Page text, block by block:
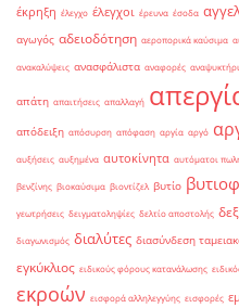
έκρηξη έλεγχο έλεγχοι έρευνα έσοδα
αγωγός αδειοδότηση αεροπορικά καύσιμα
ανακαλύψεις ανασφάλιστα αναφορές
απάτη απαιτήσεις απαλλαγή
απόδειξη απόσυρση απόφαση αργία αργό
αυξήσεις αυξημένα αυτοκίνητα αυτόματοι
βενζίνης βιοκαύσιμα βιοντίζελ βυτίο
γεωτρήσεις δειγματοληψίες δελτίο αποστολής
διαγωνισμός διαλύτες διασύνδεση
εγκύκλιος ειδικούς φόρους κατανάλωσης
εκροών εισφορά αλληλεγγύης εισφορές